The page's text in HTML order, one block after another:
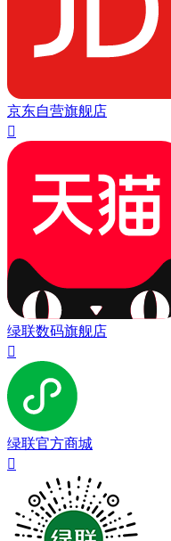
京东自营旗舰店

绿联数码旗舰店

绿联官方商城
